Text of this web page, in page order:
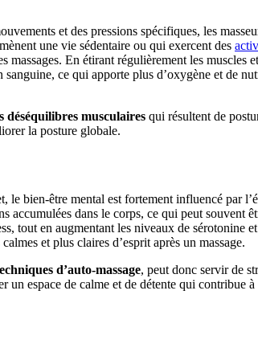
et des pressions spécifiques, les
une vie sédentaire ou qui exercent des
massages. En étirant régulièrement les muscles
ce qui apporte plus d’oxygène et de
déséquilibres musculaires qui résultent de
la posture globale.
le bien-être mental est fortement influencé par
dans le corps, ce qui peut souvent
tout en augmentant les niveaux de sérotonine
et plus claires d’esprit après un massage.
d’auto-massage, peut donc servir de
un espace de calme et de détente qui contribue